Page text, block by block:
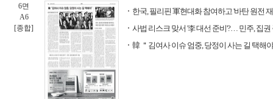
6면
A6
[종합]
한국, 필리핀 軍현대화 참여하고 '바탄 원전
사법 리스크 맞서 '李 대선 준비'?… 민주, 집권
韓 ＂김여사 이슈 엄중, 당정이 사는 길 택해